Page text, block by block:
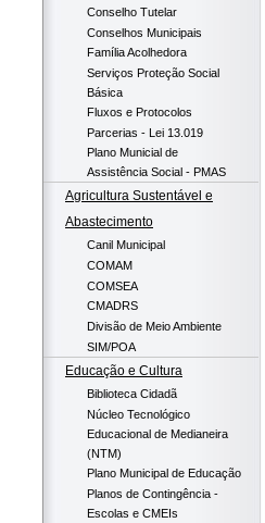
Conselho Tutelar
Conselhos Municipais
Família Acolhedora
Serviços Proteção Social
Básica
Fluxos e Protocolos
Parcerias - Lei 13.019
Plano Municial de
Assistência Social - PMAS
Agricultura Sustentável e
Abastecimento
Canil Municipal
COMAM
COMSEA
CMADRS
Divisão de Meio Ambiente
SIM/POA
Educação e Cultura
Biblioteca Cidadã
Núcleo Tecnológico
Educacional de Medianeira
(NTM)
Plano Municipal de Educação
Planos de Contingência -
Escolas e CMEIs